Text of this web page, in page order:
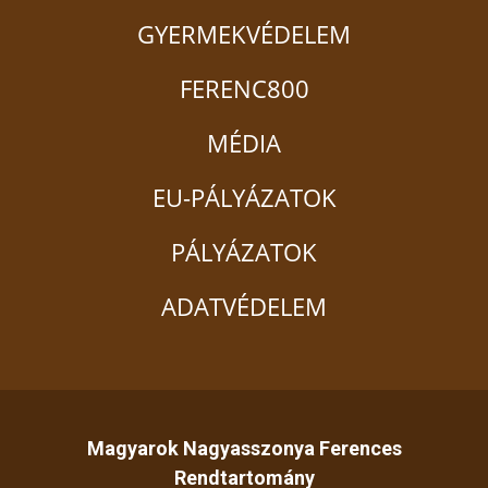
GYERMEKVÉDELEM
FERENC800
MÉDIA
EU-PÁLYÁZATOK
PÁLYÁZATOK
ADATVÉDELEM
Magyarok Nagyasszonya Ferences
Rendtartomány